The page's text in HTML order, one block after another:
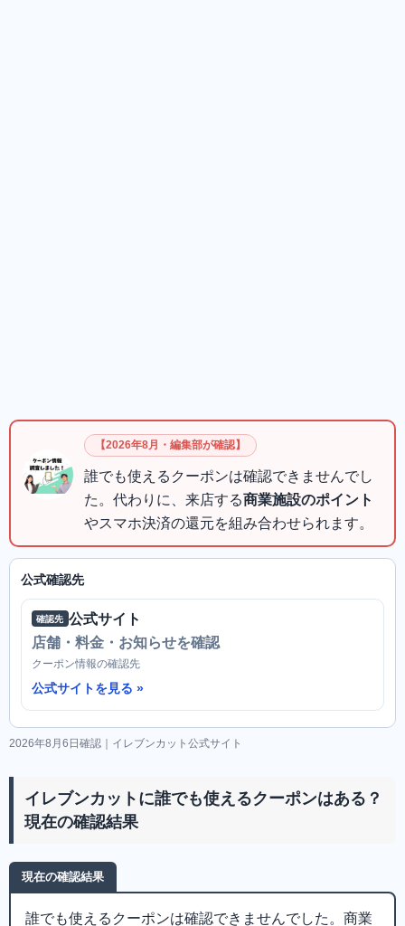
【2026年8月・編集部が確認】
誰でも使えるクーポンは確認できませんでし
た。代わりに、来店する商業施設のポイント
やスマホ決済の還元を組み合わせられます。
公式確認先
確認先 公式サイト
店舗・料金・お知らせを確認
クーポン情報の確認先
公式サイトを見る
2026年8月6日確認｜イレブンカット公式サイト
イレブンカットに誰でも使えるクーポンはある？
現在の確認結果
現在の確認結果
誰でも使えるクーポンは確認できませんでした。商業